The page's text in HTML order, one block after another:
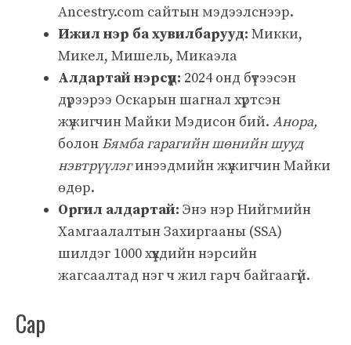
Ancestry.com сайтын мэдээлснээр.
Ижил нэр ба хувилбарууд: Микки,
Микел, Мишель, Микаэла
Алдартай нэрсүүд: 2024 онд бүтээсэн
дүрээрээ Оскарын шагнал хүртсэн
жүжигчин Майки Мэдисон бий. Анора,
болон Бямба гарагийн шөнийн шууд
нэвтрүүлэгинээдмийн жүжигчин Майки
өдөр.
Оргил алдартай: Энэ нэр Нийгмийн
Хамгаалалтын Захиргааны (SSA)
шилдэг 1000 хүүхдийн нэрсийн
жагсаалтад нэг ч жил гарч байгаагүй.
Сар